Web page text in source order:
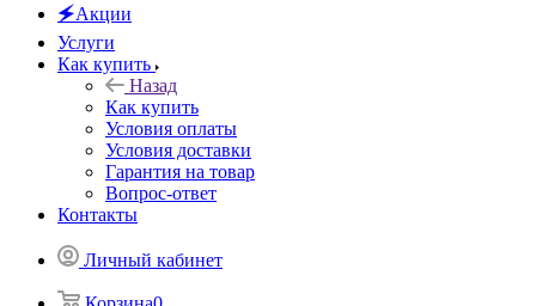
🗲Акции
Услуги
Как купить
Назад
Как купить
Условия оплаты
Условия доставки
Гарантия на товар
Вопрос-ответ
Контакты
Личный кабинет